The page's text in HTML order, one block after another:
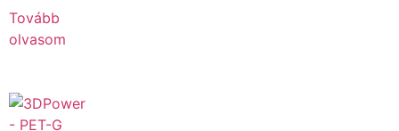
Tovább
olvasom